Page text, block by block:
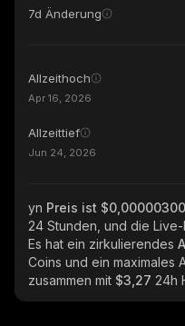
7d Änderung
Allzeithoch
Apr 16, 2026
Allzeittief
Jun 24, 2026
yn Preis ist
24 Stunden, und die
Es hat ein zirkulierendes
Coins und ein maximales
zusammen mit $3,27 24h